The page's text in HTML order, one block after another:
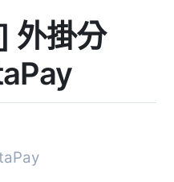
外掛分